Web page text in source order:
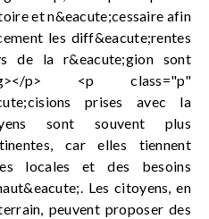
et n&eacute;cessaire afin
les diff&eacute;rentes
de la r&eacute;gion sont
p> <p class="p"
prises avec la
sont souvent plus
car elles tiennent
locales et des besoins
Les citoyens, en
peuvent proposer des